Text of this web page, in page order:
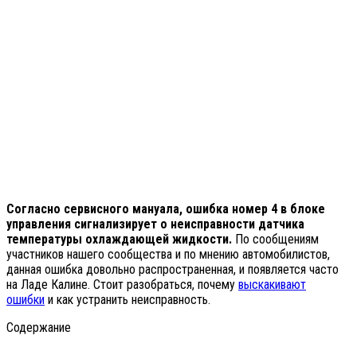
Согласно сервисного мануала, ошибка номер 4 в блоке
управления сигнализирует о неисправности датчика
температуры охлаждающей жидкости. По сообщениям
участников нашего сообщества и по мнению автомобилистов,
данная ошибка довольно распространенная, и появляется часто
на Ладе Калине. Стоит разобраться, почему выскакивают
ошибки и как устранить неисправность.
Содержание